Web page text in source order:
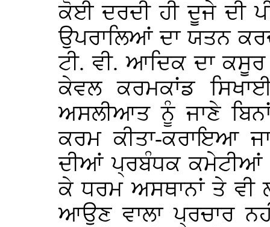
ਕੋਈ ਦਰਦੀ ਹੀ ਦੂਜੇ ਦੀ
ਉਪਰਾਲਿਆਂ ਦਾ ਯਤਨ
ਟੀ. ਵੀ. ਆਦਿਕ ਦਾ
ਕੇਵਲ ਕਰਮਕਾਂਡ
ਅਸਲੀਆਤ ਨੂੰ ਜਾਣੇ
ਕਰਮ ਕੀਤਾ-ਕਰਾਇਆ
ਦੀਆਂ ਪ੍ਰਬੰਧਕ ਕਮੇਟੀਆਂ
ਕੇ ਧਰਮ ਅਸਥਾਨਾਂ ਤੇ
ਆਉਣ ਵਾਲਾ ਪ੍ਰਚਾਰ